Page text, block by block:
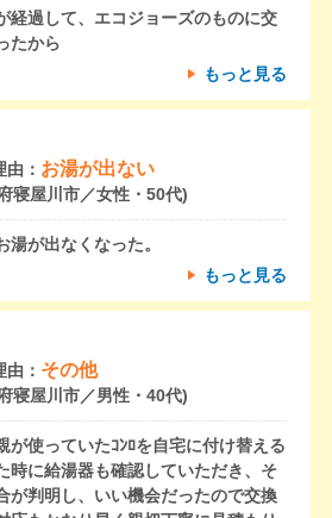
経過して、エコジョーズのものに交
たから
もっと見る
由： お湯が出ない
寝屋川市／女性・50代)
が出なくなった。
もっと見る
由： その他
寝屋川市／男性・40代)
が使っていたｺﾝﾛを自宅に付け替える
時に給湯器も確認していただき、そ
が判明し、いい機会だったので交換